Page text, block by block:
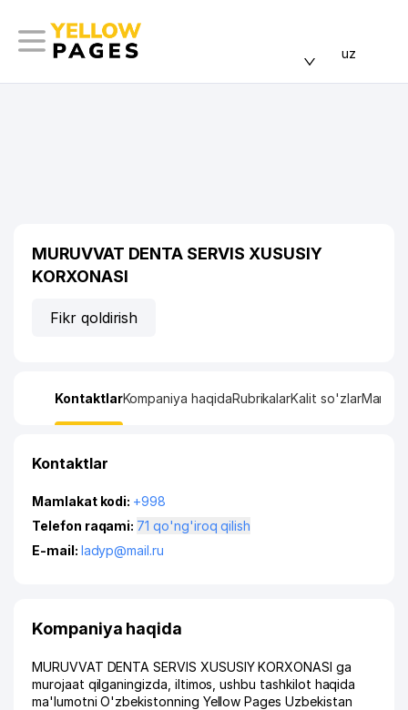
uz
MURUVVAT DENTA SERVIS XUSUSIY
KORXONASI
Fikr qoldirish
KontaktlarKompaniya haqidaRubrikalarKalit so'zlarManzil
Kontaktlar
Mamlakat kodi: +998
Telefon raqami:
71 qo'ng'iroq qilish
E-mail: ladyp@mail.ru
Kompaniya haqida
MURUVVAT DENTA SERVIS XUSUSIY KORXONASI ga
murojaat qilganingizda, iltimos, ushbu tashkilot haqida
ma'lumotni O'zbekistonning Yellow Pages Uzbekistan